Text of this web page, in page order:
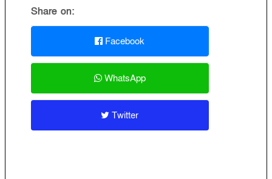
Share on:
Facebook
WhatsApp
Twitter